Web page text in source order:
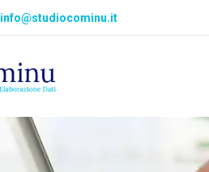
info@studiocominu.it